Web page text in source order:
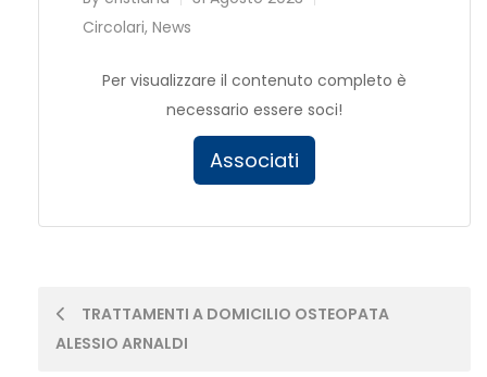
Circolari, News
Per visualizzare il contenuto completo è
necessario essere soci!
Associati
Post
navigation
TRATTAMENTI A DOMICILIO OSTEOPATA
ALESSIO ARNALDI